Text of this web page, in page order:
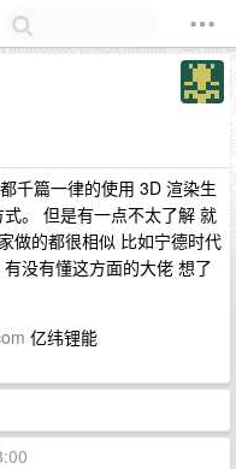
千篇一律的使用 3D 渲染生
。 但是有一点不太了解 就
做的都很相似 比如宁德时代
没有懂这方面的大佬 想了
亿纬锂能